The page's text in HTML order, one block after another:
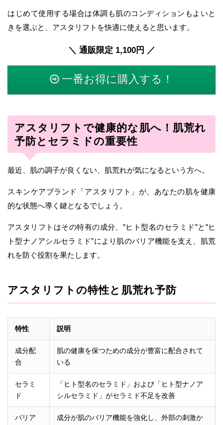
はじめて使用する場合は体調も肌のコンディションもよいと
きを選ぶと、アスタリフトを快適に使えると思います。
＼ 通販限定 1,100円 ／
一番お得に購入する！
アスタリフトで健康的な肌へ！肌荒れ
予防とセラミドの重要性
最近、肌の調子が良くない、肌荒れが気になるという方へ。
スキンケアブランド「アスタリフト」が、あなたの肌を健康
的な状態へ導く鍵となるでしょう。
アスタリフトはその特有の成分、”ヒト型名のセラミド”と”ヒ
ト型ナノアシルセラミド”により肌のバリア機能を支え、肌荒
れを防ぐ役割を果たします。
アスタリフトの特性と肌荒れ予防
特性 説明
成分配
合
肌の健康を保つための成分が豊富に配合されて
いる
セラミ
ド
「ヒト型名のセラミド」および「ヒト型ナノア
シルセラミド」がセラミド不足を改善
バリア
成分が肌のバリア機能を強化し、外部の刺激か